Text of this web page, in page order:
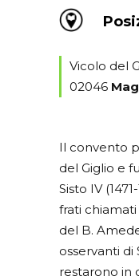
Vicolo del
02046
Il convento
del Giglio e
Sisto IV
frati chiamati
del B.
osservanti di
restarono in